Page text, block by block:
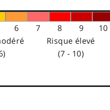
6 7 8 9
10
Risque élevé
(7 - 10)